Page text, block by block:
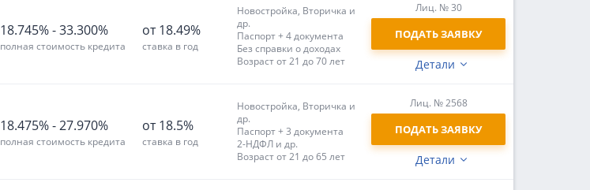
18.745%-33.300%
полная стоимость кредита
от 18.49%
ставка в год
Новостройка, Вторичка и
др.
Паспорт + 4 документа
Без справки о доходах
Возраст от 21 до 70 лет
Детали
Лиц. № 30
ПОДАТЬ ЗАЯВКУ
18.475%-27.970%
полная стоимость кредита
от 18.5%
ставка в год
Новостройка, Вторичка и
др.
Паспорт + 3 документа
2-НДФЛ и др.
Возраст от 21 до 65 лет
Детали
Лиц. № 2568
ПОДАТЬ ЗАЯВКУ